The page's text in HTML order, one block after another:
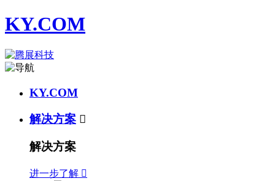
KY.COM
KY.COM
解决方案 
解决方案
进一步了解 